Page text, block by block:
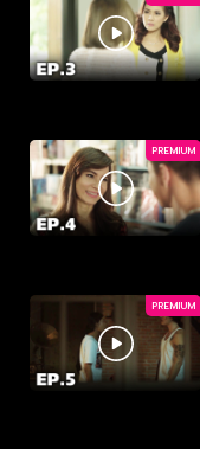
PREMIUM
PREMIUM